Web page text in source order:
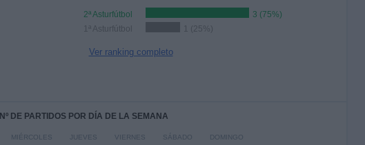
2ª Asturfútbol
3 (75%)
1ª Asturfútbol
1 (25%)
Ver ranking completo
Nº DE PARTIDOS POR DÍA DE LA SEMANA
MIÉRCOLES JUEVES VIERNES SÁBADO DOMINGO